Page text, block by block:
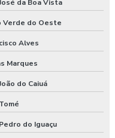
da Boa Vista
Verde do Oeste
Alves
Marques
do Caiuá
do Iguaçu